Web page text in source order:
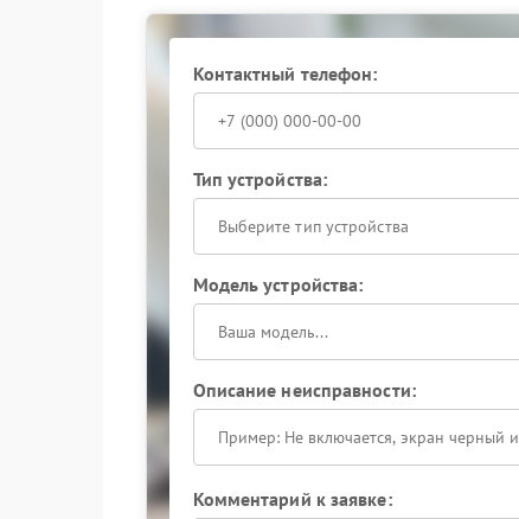
Контактный телефон:
Тип устройства:
Выберите тип устройства
Модель устройства:
Описание неисправности:
Комментарий к заявке: